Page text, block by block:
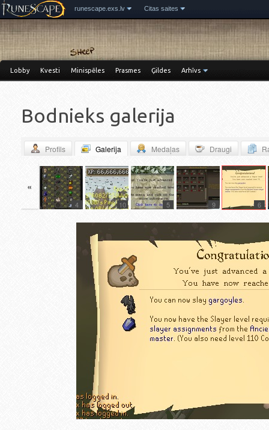
runescape.exs.lv Citas saites
Lobby Kvesti Minispēles Prasmes Ģildes Arhīvs
Bodnieks galerija
Profils Galerija Medaļas Draugi
«
4 10 5 9 6